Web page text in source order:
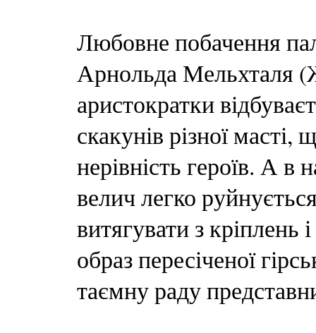
Любовне побачення
Арнольда Мельхталя
аристократки
скакунів різної
нерівність героїв. А в
велич легко
витягувати з кріплень
образ пересіченої
таємну раду